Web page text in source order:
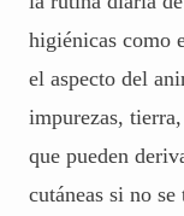
higiénicas como
el aspecto del
impurezas,
que pueden
cutáneas si no se